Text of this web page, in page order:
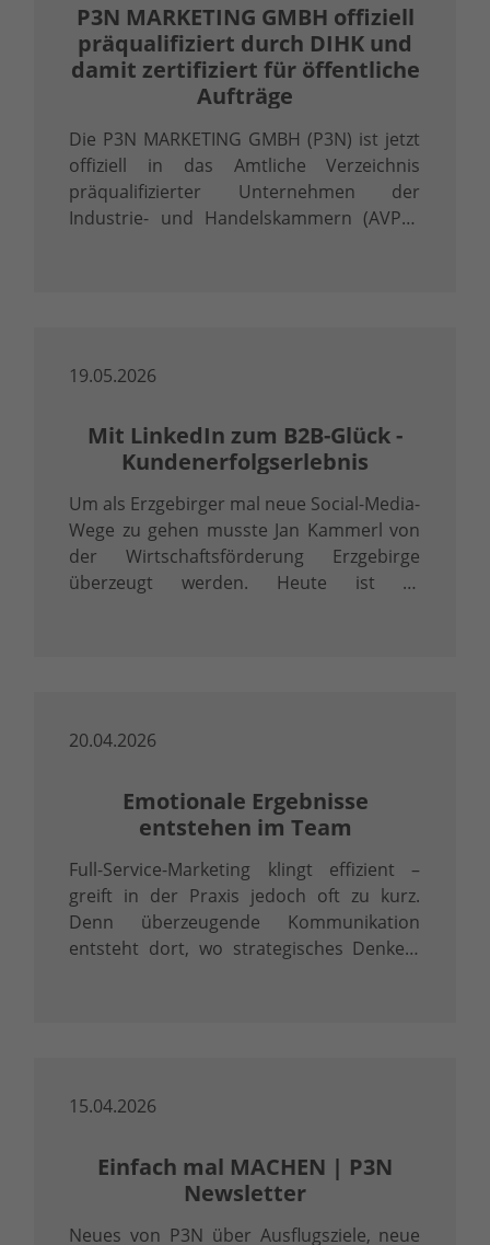
P3N MARKETING GMBH offiziell
präqualifiziert durch DIHK und
damit zertifiziert für öffentliche
Aufträge
Die P3N MARKETING GMBH (P3N) ist jetzt
offiziell in das Amtliche Verzeichnis
präqualifizierter Unternehmen der
Industrie- und Handelskammern (AVPQ)
19.05.2026
Mit LinkedIn zum B2B-Glück -
Kundenerfolgserlebnis
Um als Erzgebirger mal neue Social-Media-
Wege zu gehen musste Jan Kammerl von
der Wirtschaftsförderung Erzgebirge
überzeugt werden. Heute ist er
20.04.2026
Emotionale Ergebnisse
entstehen im Team
Full-Service-Marketing klingt effizient –
greift in der Praxis jedoch oft zu kurz.
Denn überzeugende Kommunikation
entsteht dort, wo strategisches Denken,
15.04.2026
Einfach mal MACHEN | P3N
Newsletter
Neues von P3N über Ausflugsziele, neue